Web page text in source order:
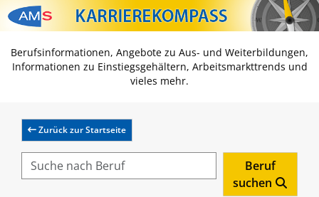
Zum Inhalt springen
Zum Navmenü springen
Zur Suche springen
Zur Footer springen
Berufsinformationen, Angebote zu Aus- und Weiterbildungen,
Informationen zu Einstiegsgehältern, Arbeitsmarkttrends und
vieles mehr.
Zurück zur Startseite
Beruf
suchen